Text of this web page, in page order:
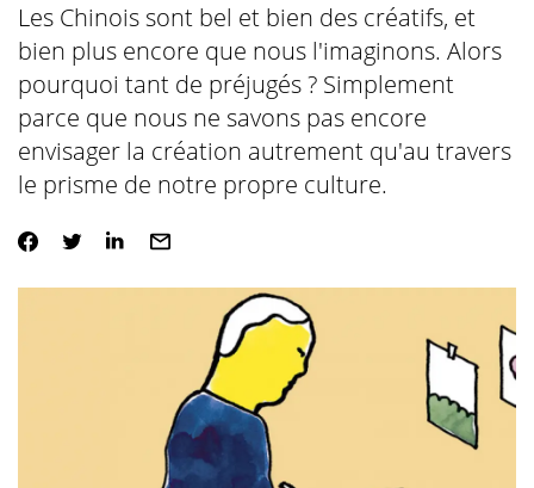
Les Chinois sont bel et bien des créatifs, et
bien plus encore que nous l'imaginons. Alors
pourquoi tant de préjugés ? Simplement
parce que nous ne savons pas encore
envisager la création autrement qu'au travers
le prisme de notre propre culture.